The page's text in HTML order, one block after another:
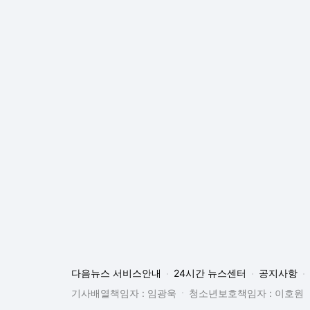
다음뉴스 서비스안내 24시간 뉴스센터 공지사항
기사배열책임자 : 임광욱
청소년보호책임자 : 이호원